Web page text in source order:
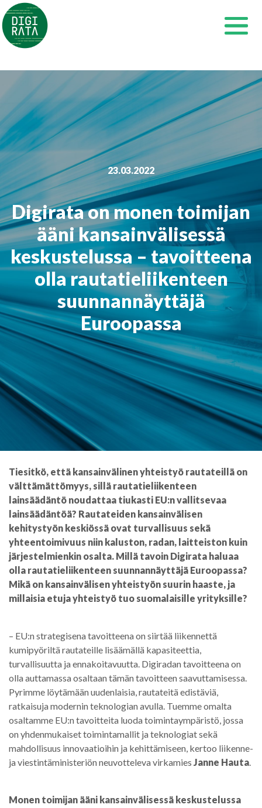
Siirry
sisältöön
23.03.2022
Digirata on monen toimijan
ääni kansainvälisessä
keskustelussa – tavoitteena
olla rautatieliikenteen
suunnannäyttäjä
Euroopassa
Tiesitkö, että kansainvälinen yhteistyö rautateillä on
välttämättömyys, sillä rautatieliikenteen
lainsäädäntö noudattaa tiukasti EU:n vallitsevaa
lainsäädäntöä? Rautateiden kansainvälisen
kehitystyön keskiössä ovat turvallisuus sekä
yhteentoimivuus niin kaluston, radan, laitteiston kuin
järjestelmienkin osalta. Millä tavoin Digirata haluaa
olla rautatieliikenteen suunnannäyttäjä Euroopassa?
Mikä on kansainvälisen yhteistyön suurin haaste, ja
millaisia etuja yhteistyö tuo suomalaisille yrityksille?
– EU:n strategisena tavoitteena on siirtää liikennettä
kumipyöriltä rautateille lisäämällä kapasiteettia,
turvallisuutta ja ennakoitavuutta. Digiradan tavoitteena on
olla auttamassa osaltaan tämän tavoitteen saavuttamisessa.
Pyrimme löytämään uudenlaisia, rautateitä edistäviä,
ratkaisuja modernin teknologian avulla. Tuemme omalta
osaltamme EU:n tavoitteita luoda toimintaympäristö, jossa
on yhdenmukaiset toimintamallit ja teknologiat sekä
mahdollisuus innovaatioihin ja kehittämiseen, kertoo liikenne-
ja viestintäministeriön neuvotteleva virkamies Janne Hauta.
Monen toimijan ääni kansainvälisessä keskustelussa